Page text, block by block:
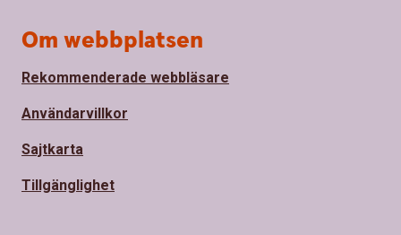
Om webbplatsen
Rekommenderade webbläsare
Användarvillkor
Sajtkarta
Tillgänglighet